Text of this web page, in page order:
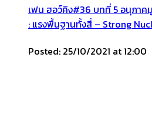
เฟน ฮอว์คิง#36 บทที่ 5 อนุภาค
: แรงพื้นฐานทั้งสี่ – Strong
Posted: 25/10/2021 at 12:00